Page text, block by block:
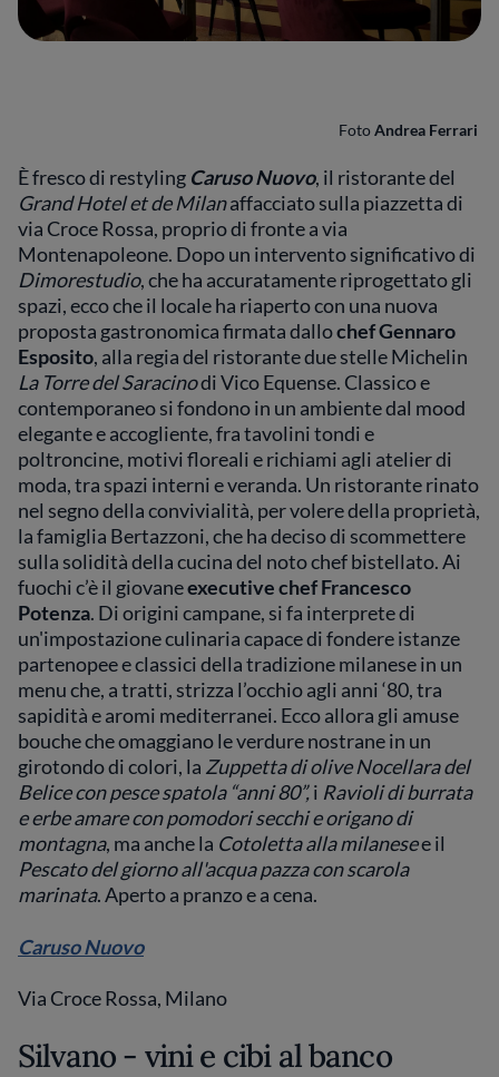
FotoAndrea Ferrari
È fresco di restyling Caruso Nuovo, il ristorante del
Grand Hotel et de Milanaffacciato sulla piazzetta di
via Croce Rossa, proprio di fronte a via
Montenapoleone. Dopo un intervento significativo di
Dimorestudio, che ha accuratamente riprogettato gli
spazi, ecco che il locale ha riaperto con una nuova
proposta gastronomica firmata dallochef Gennaro
Esposito, alla regia del ristorante due stelle Michelin
La Torre del Saracinodi Vico Equense. Classico e
contemporaneo si fondono in un ambiente dal mood
elegante e accogliente, fra tavolini tondi e
poltroncine, motivi floreali e richiami agli atelier di
moda, tra spazi interni e veranda. Un ristorante rinato
nel segno della convivialità, per volere della proprietà,
la famiglia Bertazzoni, che ha deciso di scommettere
sulla solidità della cucina del noto chef bistellato. Ai
fuochi c’è il giovaneexecutive chef Francesco
Potenza. Di origini campane, si fa interprete di
un'impostazione culinaria capace di fondere istanze
partenopee e classici della tradizione milanese in un
menu che, a tratti, strizza l’occhio agli anni ‘80, tra
sapidità e aromi mediterranei. Ecco allora gli amuse
bouche che omaggiano le verdure nostrane in un
girotondo di colori, la Zuppetta di olive Nocellara del
Belice con pesce spatola “anni 80”,i Ravioli di burrata
e erbe amare con pomodori secchi e origano di
montagna, ma anche la Cotoletta alla milanesee il
Pescato del giorno all'acqua pazza con scarola
marinata. Aperto a pranzo e a cena.
Caruso Nuovo
Via Croce Rossa, Milano
Silvano - vini e cibi al banco